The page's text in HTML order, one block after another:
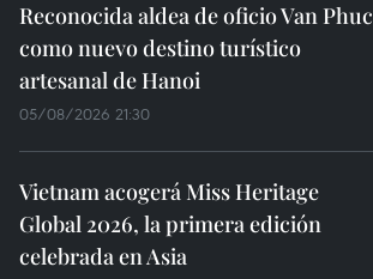
Reconocida aldea de oficio Van Phuc
como nuevo destino turístico
artesanal de Hanoi
05/08/2026 21:30
Vietnam acogerá Miss Heritage
Global 2026, la primera edición
celebrada en Asia